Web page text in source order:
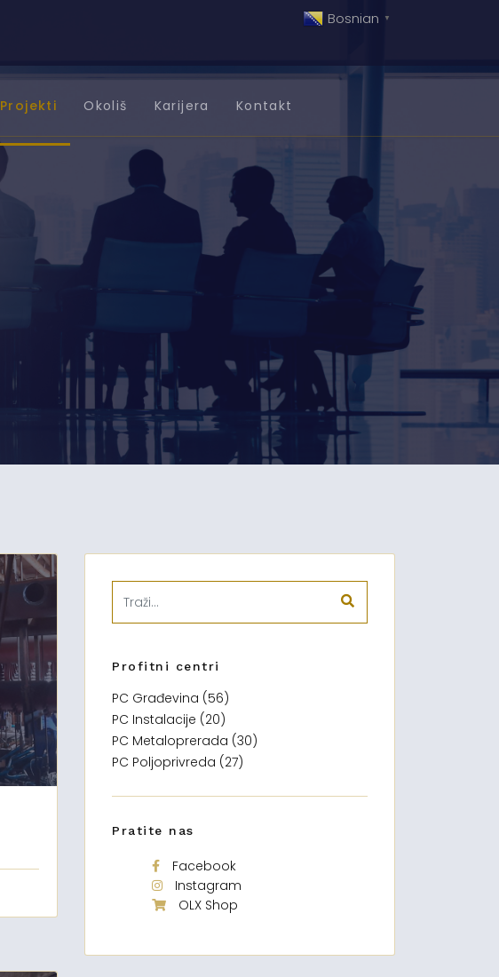
Bosnian ▼
Projekti Okoliš Karijera Kontakt
Profitni centri
PC Građevina (56)
PC Instalacije (20)
PC Metaloprerada (30)
PC Poljoprivreda (27)
Pratite nas
Facebook
Instagram
OLX Shop